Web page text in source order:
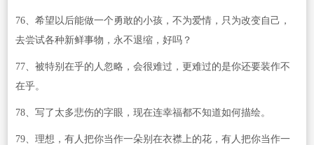
76、希望以后能做一个勇敢的小孩，不为爱情，只为改变自己，
去尝试各种新鲜事物，永不退缩，好吗？
77、被特别在乎的人忽略，会很难过，更难过的是你还要装作不
在乎。
78、写了太多悲伤的字眼，现在连幸福都不知道如何描绘。
79、理想，有人把你当作一朵别在衣襟上的花，有人把你当作一